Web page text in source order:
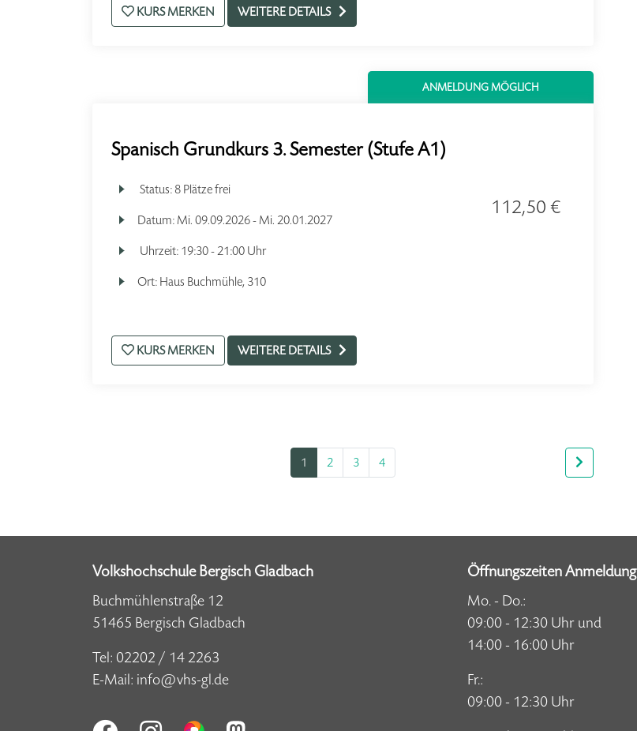
KURS MERKEN WEITERE DETAILS
ANMELDUNG MÖGLICH
Spanisch Grundkurs 3. Semester (Stufe A1)
Status: 8 Plätze frei
Datum: Mi. 09.09.2026 - Mi. 20.01.2027
Uhrzeit: 19:30 - 21:00 Uhr
Ort: Haus Buchmühle, 310
112,50 €
KURS MERKEN WEITERE DETAILS
1 2 3 4
Volkshochschule Bergisch Gladbach
Buchmühlenstraße 12
51465 Bergisch Gladbach
Tel: 02202 / 14 2263
E-Mail: info@vhs-gl.de
Öffnungszeiten Anmeldung
Mo. - Do.:
09:00 - 12:30 Uhr und
14:00 - 16:00 Uhr
Fr.:
09:00 - 12:30 Uhr